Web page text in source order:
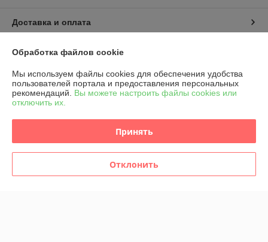
Доставка и оплата
График работы
Полная версия сайта
Политика обработки cookies
Сайт создан на платформе Deal.by
Обработка файлов cookie
Мы используем файлы cookies для обеспечения удобства
пользователей портала и предоставления персональных
рекомендаций. Вы можете настроить файлы cookies или
отключить их.
Принять
Отклонить